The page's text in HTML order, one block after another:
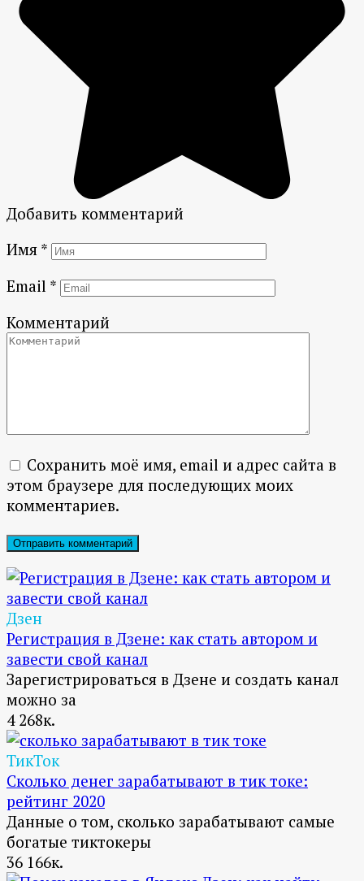
Добавить комментарий
Имя *
Email *
Комментарий
Сохранить моё имя, email и адрес сайта в
этом браузере для последующих моих
комментариев.
Дзен
Регистрация в Дзене: как стать автором и
завести свой канал
Зарегистрироваться в Дзене и создать канал
можно за
4 268к.
ТикТок
Сколько денег зарабатывают в тик токе:
рейтинг 2020
Данные о том, сколько зарабатывают самые
богатые тиктокеры
36 166к.